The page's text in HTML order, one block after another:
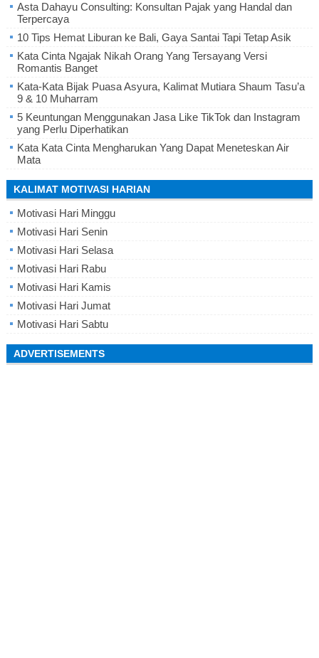
Asta Dahayu Consulting: Konsultan Pajak yang Handal dan
Terpercaya
10 Tips Hemat Liburan ke Bali, Gaya Santai Tapi Tetap Asik
Kata Cinta Ngajak Nikah Orang Yang Tersayang Versi
Romantis Banget
Kata-Kata Bijak Puasa Asyura, Kalimat Mutiara Shaum Tasu’a
9 & 10 Muharram
5 Keuntungan Menggunakan Jasa Like TikTok dan Instagram
yang Perlu Diperhatikan
Kata Kata Cinta Mengharukan Yang Dapat Meneteskan Air
Mata
KALIMAT MOTIVASI HARIAN
Motivasi Hari Minggu
Motivasi Hari Senin
Motivasi Hari Selasa
Motivasi Hari Rabu
Motivasi Hari Kamis
Motivasi Hari Jumat
Motivasi Hari Sabtu
ADVERTISEMENTS